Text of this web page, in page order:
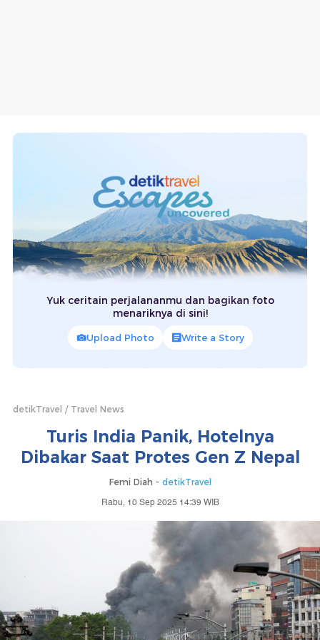
Yuk ceritain perjalananmu dan bagikan foto
menariknya di sini!
Upload Photo Write a Story
detikTravel Travel News
Turis India Panik, Hotelnya
Dibakar Saat Protes Gen Z Nepal
Femi Diah - detikTravel
Rabu, 10 Sep 2025 14:39 WIB